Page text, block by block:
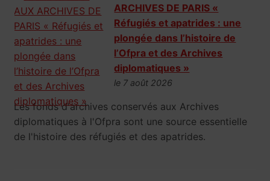
ARCHIVES DE PARIS «
Réfugiés et apatrides : une
plongée dans l’histoire de
l’Ofpra et des Archives
diplomatiques »
le 7 août 2026
Les fonds d'archives conservés aux Archives
diplomatiques à l'Ofpra sont une source essentielle
de l'histoire des réfugiés et des apatrides.